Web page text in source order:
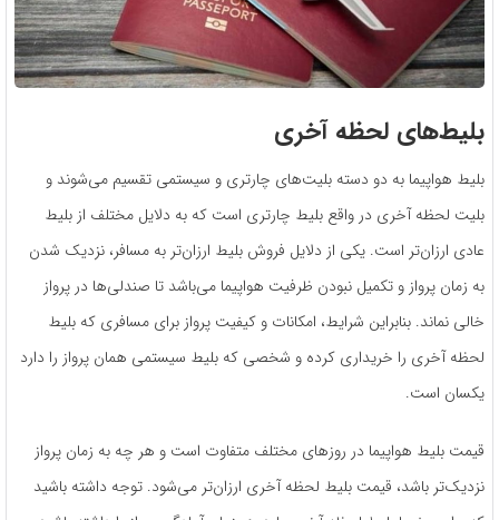
بلیط‌های لحظه آخری
بلیط هواپیما به دو دسته بلیت‌های چارتری و سیستمی تقسیم می‌شوند و
بلیت لحظه آخری در واقع بلیط چارتری است که به دلایل مختلف از بلیط
عادی ارزان‌تر است. یکی از دلایل فروش بلیط ارزان‌تر به مسافر، نزدیک شدن
به زمان پرواز و تکمیل نبودن ظرفیت هواپیما می‌باشد تا صندلی‌ها در پرواز
خالی نماند. بنابراین شرایط، امکانات و کیفیت پرواز برای مسافری که بلیط
لحظه آخری را خریداری کرده و شخصی که بلیط سیستمی همان پرواز را دارد
یکسان است.
قیمت بلیط هواپیما در روزهای مختلف متفاوت است و هر چه به زمان پرواز
نزدیک‌تر باشد، قیمت بلیط لحظه آخری ارزان‌تر می‌شود. توجه داشته باشید